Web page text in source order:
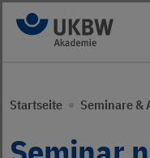
Das kleine Zebra
Radhelden at
Die Akademie
Startseite Seminare &